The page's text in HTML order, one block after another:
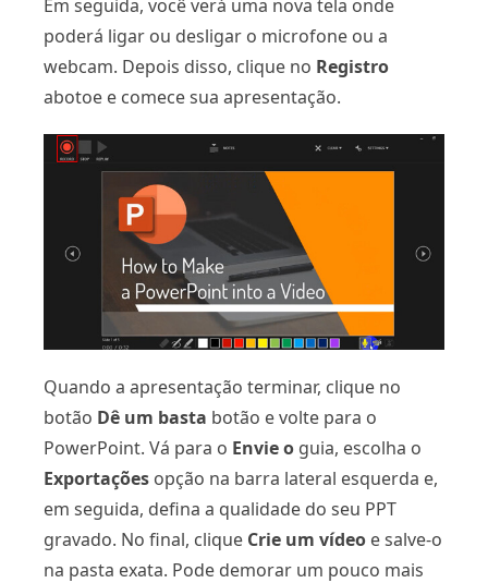
Em seguida, você verá uma nova tela onde
poderá ligar ou desligar o microfone ou a
webcam. Depois disso, clique no Registro
abotoe e comece sua apresentação.
Quando a apresentação terminar, clique no
botão Dê um basta botão e volte para o
PowerPoint. Vá para o Envie o guia, escolha o
Exportações opção na barra lateral esquerda e,
em seguida, defina a qualidade do seu PPT
gravado. No final, clique Crie um vídeo e salve-o
na pasta exata. Pode demorar um pouco mais